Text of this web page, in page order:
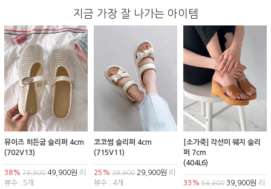
지금 가장 잘 나가는 아이템
뮤이즈 히든굽 슬리퍼 4cm
(702V13)
38% 79,900 49,900원 리
뷰수 : 5개
코코썸 슬리퍼 4cm
(715V11)
25% 39,90029,900원 리
뷰수 : 4개
[소가죽] 각선미 웨지 슬리
퍼 7cm
(404L6)
33% 59,90039,900원 리